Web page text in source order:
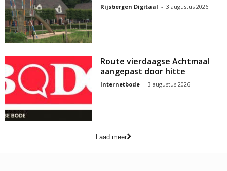
Rijsbergen Digitaal - 3 augustus 2026
Route vierdaagse Achtmaal
aangepast door hitte
Internetbode - 3 augustus 2026
Laad meer